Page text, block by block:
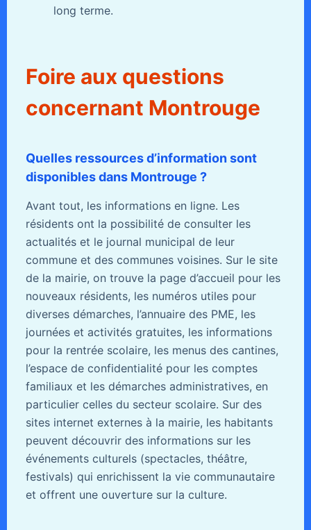
long terme.
Foire aux questions
concernant Montrouge
Quelles ressources d’information sont
disponibles dans Montrouge ?
Avant tout, les informations en ligne. Les
résidents ont la possibilité de consulter les
actualités et le journal municipal de leur
commune et des communes voisines. Sur le site
de la mairie, on trouve la page d’accueil pour les
nouveaux résidents, les numéros utiles pour
diverses démarches, l’annuaire des PME, les
journées et activités gratuites, les informations
pour la rentrée scolaire, les menus des cantines,
l’espace de confidentialité pour les comptes
familiaux et les démarches administratives, en
particulier celles du secteur scolaire. Sur des
sites internet externes à la mairie, les habitants
peuvent découvrir des informations sur les
événements culturels (spectacles, théâtre,
festivals) qui enrichissent la vie communautaire
et offrent une ouverture sur la culture.